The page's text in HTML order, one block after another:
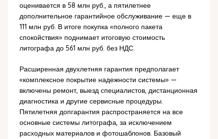
оценивается в 58 млн руб., а пятилетнее
дополнительное гарантийное обслуживание — еще в
111 млн руб. В итоге покупка «полного пакета
спокойствия» поднимает итоговую стоимость
литографа до 561 млн руб. без НДС.
Расширенная двухлетняя гарантия предполагает
«комплексное покрытие надежности системы» —
включены ремонт, выезд специалистов, дистанционная
диагностика и другие сервисные процедуры.
Пятилетняя допгарантия распространяется на все
основные системы литографа, за исключением
расходных материалов и фотошаблонов. Базовый